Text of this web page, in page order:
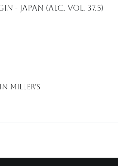
- Japan (Alc. Vol. 37.5)
Miller's